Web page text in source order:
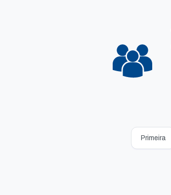
Primeira